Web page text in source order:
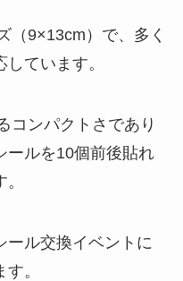
（9×13cm）で、多く
ています。
コンパクトさであり
ールを10個前後貼れ
ール交換イベントに
。